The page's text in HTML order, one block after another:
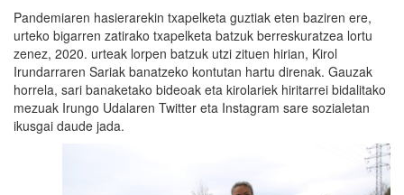
Pandemiaren hasierarekin txapelketa guztiak eten baziren ere,
urteko bigarren zatirako txapelketa batzuk berreskuratzea lortu
zenez, 2020. urteak lorpen batzuk utzi zituen hirian, Kirol
Irundarraren Sariak banatzeko kontutan hartu direnak. Gauzak
horrela, sari banaketako bideoak eta kirolariek hiritarrei bidalitako
mezuak Irungo Udalaren Twitter eta Instagram sare sozialetan
ikusgai daude jada.